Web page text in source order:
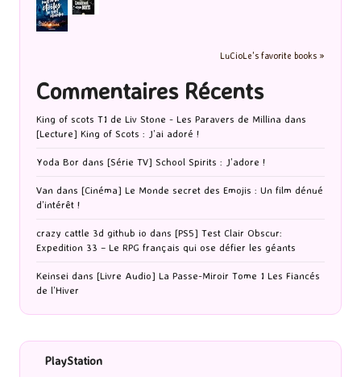
LuCioLe's favorite books »
Commentaires Récents
King of scots T1 de Liv Stone - Les Paravers de Millina dans
[Lecture] King of Scots : J’ai adoré !
Yoda Bor dans [Série TV] School Spirits : J’adore !
Van dans [Cinéma] Le Monde secret des Emojis : Un film dénué
d’intérêt !
crazy cattle 3d github io dans [PS5] Test Clair Obscur:
Expedition 33 – Le RPG français qui ose défier les géants
Keinsei dans [Livre Audio] La Passe-Miroir Tome 1 Les Fiancés
de l’Hiver
PlayStation